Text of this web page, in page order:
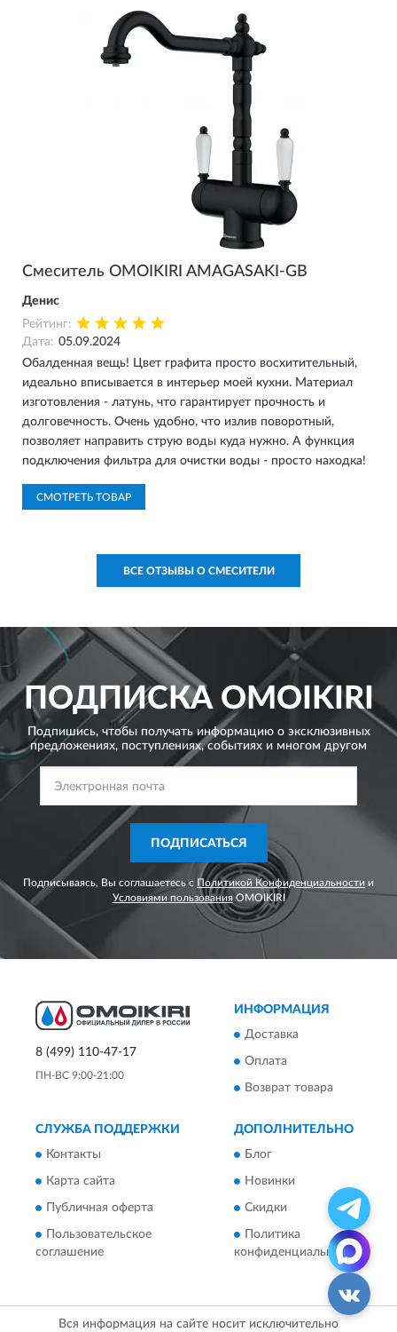
это я уже придираюсь. На него можно установить
дополнительно фильтр для воды, причем, по-моему, даже
не только родной. Этот вопрос у меня на решении в
Смеситель OMOIKIRI AMAGASAKI-GB
Денис
Рейтинг:
Дата: 05.09.2024
Обалденная вещь! Цвет графита просто восхитительный,
идеально вписывается в интерьер моей кухни. Материал
изготовления - латунь, что гарантирует прочность и
долговечность. Очень удобно, что излив поворотный,
позволяет направить струю воды куда нужно. А функция
подключения фильтра для очистки воды - просто находка!
СМОТРЕТЬ ТОВАР
ВСЕ ОТЗЫВЫ О СМЕСИТЕЛИ
ПОДПИСКАOMOIKIRI
Подпишись, чтобы получать информацию о эксклюзивных
предложениях, поступлениях, событиях и многом другом
ПОДПИСАТЬСЯ
Подписываясь, Вы соглашаетесь с Политикой Конфиденциальности и
Условиями пользованияOMOIKIRI
8 (499) 110-47-17
ПН-ВС 9:00-21:00
ИНФОРМАЦИЯ
Доставка
Оплата
Возврат товара
СЛУЖБА ПОДДЕРЖКИ
Контакты
Карта сайта
Публичная оферта
Пользовательское
соглашение
ДОПОЛНИТЕЛЬНО
Блог
Новинки
Скидки
Политика
конфиденциальности
Вся информация на сайте носит исключительно